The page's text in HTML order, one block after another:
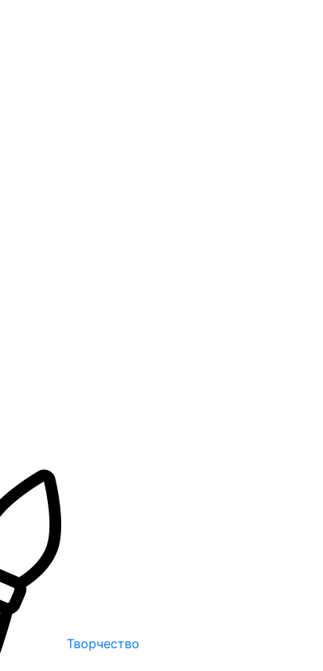
Творчество